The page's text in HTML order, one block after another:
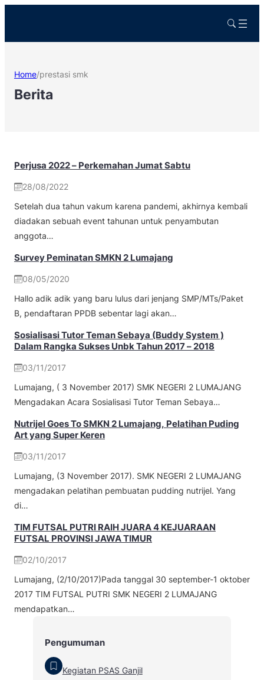
Home/prestasi smk
Berita
Perjusa 2022 – Perkemahan Jumat Sabtu
28/08/2022
Setelah dua tahun vakum karena pandemi, akhirnya kembali
diadakan sebuah event tahunan untuk penyambutan
anggota…
Survey Peminatan SMKN 2 Lumajang
08/05/2020
Hallo adik adik yang baru lulus dari jenjang SMP/MTs/Paket
B, pendaftaran PPDB sebentar lagi akan…
Sosialisasi Tutor Teman Sebaya (Buddy System )
Dalam Rangka Sukses Unbk Tahun 2017 – 2018
03/11/2017
Lumajang, ( 3 November 2017) SMK NEGERI 2 LUMAJANG
Mengadakan Acara Sosialisasi Tutor Teman Sebaya…
Nutrijel Goes To SMKN 2 Lumajang, Pelatihan Puding
Art yang Super Keren
03/11/2017
Lumajang, (3 November 2017). SMK NEGERI 2 LUMAJANG
mengadakan pelatihan pembuatan pudding nutrijel. Yang
di…
TIM FUTSAL PUTRI RAIH JUARA 4 KEJUARAAN
FUTSAL PROVINSI JAWA TIMUR
02/10/2017
Lumajang, (2/10/2017)Pada tanggal 30 september-1 oktober
2017 TIM FUTSAL PUTRI SMK NEGERI 2 LUMAJANG
mendapatkan…
Pengumuman
Kegiatan PSAS Ganjil